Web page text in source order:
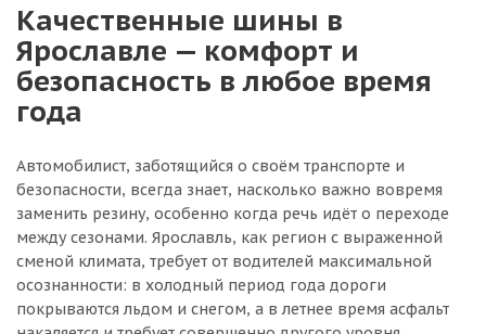
Качественные шины в
Ярославле — комфорт и
безопасность в любое время
года
Автомобилист, заботящийся о своём транспорте и
безопасности, всегда знает, насколько важно вовремя
заменить резину, особенно когда речь идёт о переходе
между сезонами. Ярославль, как регион с выраженной
сменой климата, требует от водителей максимальной
осознанности: в холодный период года дороги
покрываются льдом и снегом, а в летнее время асфальт